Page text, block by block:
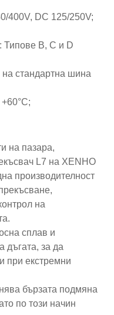
400V, DC 125/250V;
Типове B, C и D
стандартна шина
на пазара,
L7 на XENHO
производителност
на
сплав и
дъгата, за да
при екстремни
бързата подмяна
по този начин